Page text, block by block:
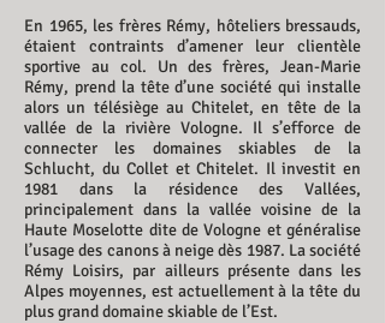
En 1965, les frères Rémy, hôteliers bressauds,
étaient contraints d’amener leur clientèle
sportive au col. Un des frères, Jean-Marie
Rémy, prend la tête d’une société qui installe
alors un télésiège au Chitelet, en tête de la
vallée de la rivière Vologne. Il s’efforce de
connecter les domaines skiables de la
Schlucht, du Collet et Chitelet. Il investit en
1981 dans la résidence des Vallées,
principalement dans la vallée voisine de la
Haute Moselotte dite de Vologne et généralise
l’usage des canons à neige dès 1987. La société
Rémy Loisirs, par ailleurs présente dans les
Alpes moyennes, est actuellement à la tête du
plus grand domaine skiable de l’Est.